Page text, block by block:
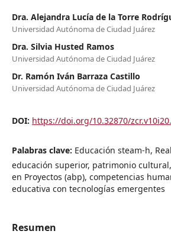
Dra. Alejandra Lucía de la Torre
Universidad Autónoma de Ciudad Juárez
Dra. Silvia Husted Ramos
Universidad Autónoma de Ciudad Juárez
Dr. Ramón Iván Barraza Castillo
Universidad Autónoma de Ciudad Juárez
DOI: https://doi.org/10.32870/
Palabras clave: Educación steam-h,
educación superior, patrimonio
en Proyectos (abp), competencias
educativa con tecnologías emergentes
Resumen